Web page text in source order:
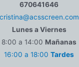
670641646
cristina@acsscreen.com
Lunes a Viernes
8:00 a 14:00 Mañanas
16:00 a 18:00 Tardes